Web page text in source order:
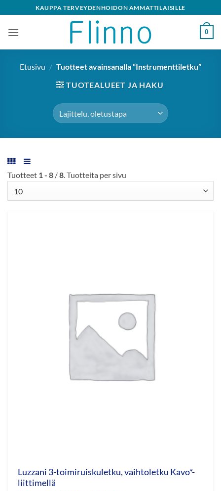
to
content
KAUPPA TERVEYDENHOIDON AMMATTILAISILLE
0
Etusivu / Tuotteet avainsanalla “Instrumenttiletku”
TUOTEALUEET JA HAKU
Tuotteet 1 - 8 /8. Tuotteita per sivu
Luzzani 3-toimiruiskuletku, vaihtoletku Kavo*-
liittimellä